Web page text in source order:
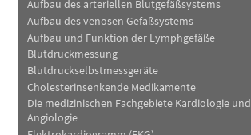
Haut, Haare und Nägel
Psychische Erkrankungen
Aufbau des arteriellen Blutgefäßsystems
Aufbau des venösen Gefäßsystems
Aufbau und Funktion der Lymphgefäße
Blutdruckmessung
Blutdruckselbstmessgeräte
Cholesterinsenkende Medikamente
Die medizinischen Fachgebiete Kardiologie und
Angiologie